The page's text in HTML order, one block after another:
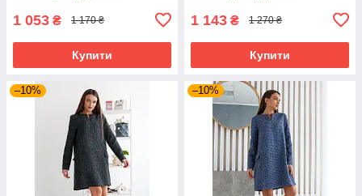
1 053 ₴ 1 170 ₴
Купити
1 143 ₴ 1 270 ₴
Купити
–10% –10%